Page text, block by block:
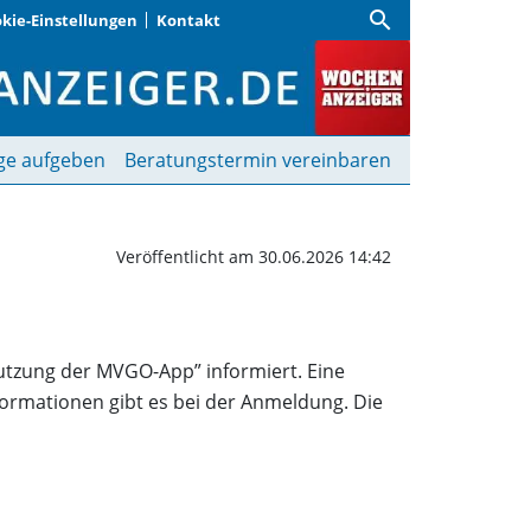
Einstellungen Kontakt search
richtig benutzt |
aufgeben Beratungstermin vereinbaren
Veröffentlicht am 30.06.2026 14:42
der MVGO-App” informiert. Eine
gibt es bei der Anmeldung. Die